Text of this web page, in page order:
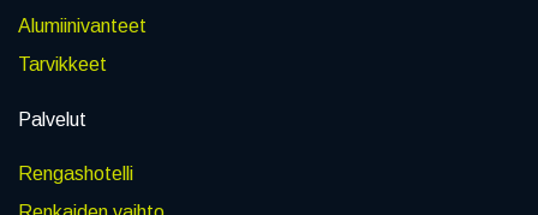
Alumiinivanteet
Tarvikkeet
Palvelut
Rengashotelli